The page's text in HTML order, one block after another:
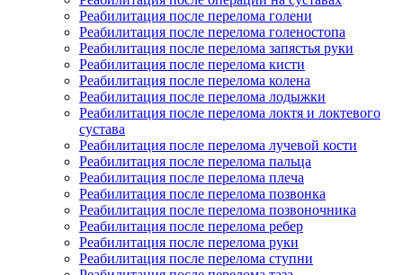
Реабилитация после перелома голени
Реабилитация после перелома голеностопа
Реабилитация после перелома запястья руки
Реабилитация после перелома кисти
Реабилитация после перелома колена
Реабилитация после перелома лодыжки
Реабилитация после перелома локтя и локтевого
сустава
Реабилитация после перелома лучевой кости
Реабилитация после перелома пальца
Реабилитация после перелома плеча
Реабилитация после перелома позвонка
Реабилитация после перелома позвоночника
Реабилитация после перелома ребер
Реабилитация после перелома руки
Реабилитация после перелома ступни